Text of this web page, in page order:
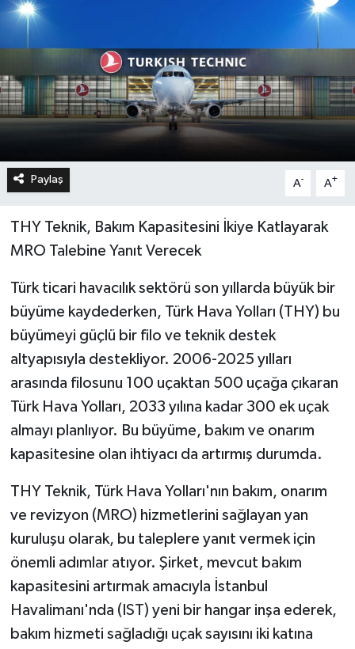
Paylaş A- A+
THY Teknik, Bakım Kapasitesini İkiye Katlayarak
MRO Talebine Yanıt Verecek
Türk ticari havacılık sektörü son yıllarda büyük bir
büyüme kaydederken, Türk Hava Yolları (THY) bu
büyümeyi güçlü bir filo ve teknik destek
altyapısıyla destekliyor. 2006-2025 yılları
arasında filosunu 100 uçaktan 500 uçağa çıkaran
Türk Hava Yolları, 2033 yılına kadar 300 ek uçak
almayı planlıyor. Bu büyüme, bakım ve onarım
kapasitesine olan ihtiyacı da artırmış durumda.
THY Teknik, Türk Hava Yolları'nın bakım, onarım
ve revizyon (MRO) hizmetlerini sağlayan yan
kuruluşu olarak, bu taleplere yanıt vermek için
önemli adımlar atıyor. Şirket, mevcut bakım
kapasitesini artırmak amacıyla İstanbul
Havalimanı'nda (IST) yeni bir hangar inşa ederek,
bakım hizmeti sağladığı uçak sayısını iki katına